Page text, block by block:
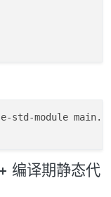
std-module
编译期静态代